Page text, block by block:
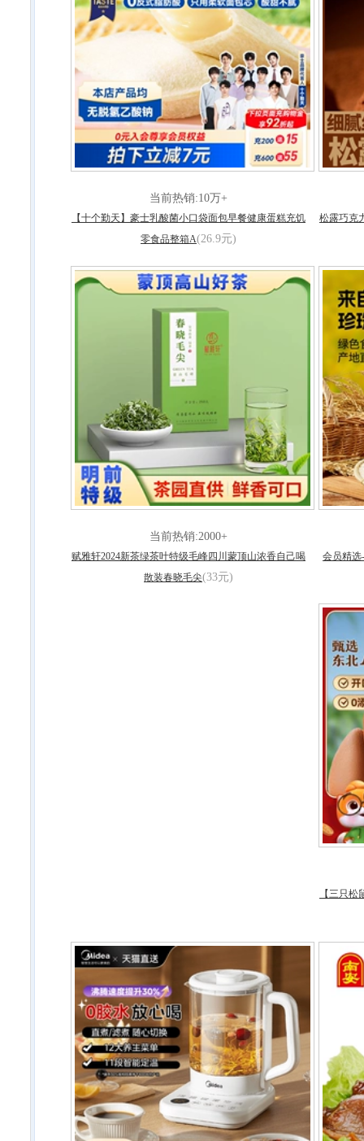
当前热销:10万+
【十个勤天】豪士乳酸菌小口袋面包早餐健康蛋糕充饥
零食品整箱A(26.9元)
松露巧克
当前热销:2000+
赋雅轩2024新茶绿茶叶特级毛峰四川蒙顶山浓香自己喝
散装春晓毛尖(33元)
会员精选
【三只